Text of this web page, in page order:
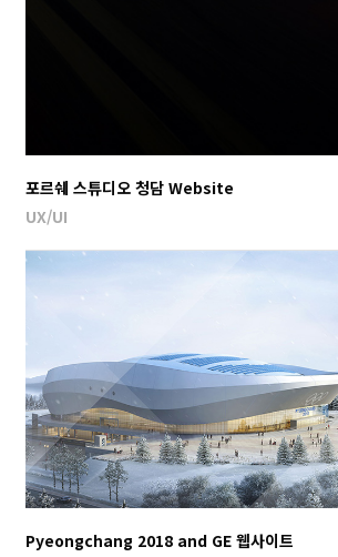
포르쉐 스튜디오 청담 Website
UX/UI
Pyeongchang 2018 and GE 웹사이트